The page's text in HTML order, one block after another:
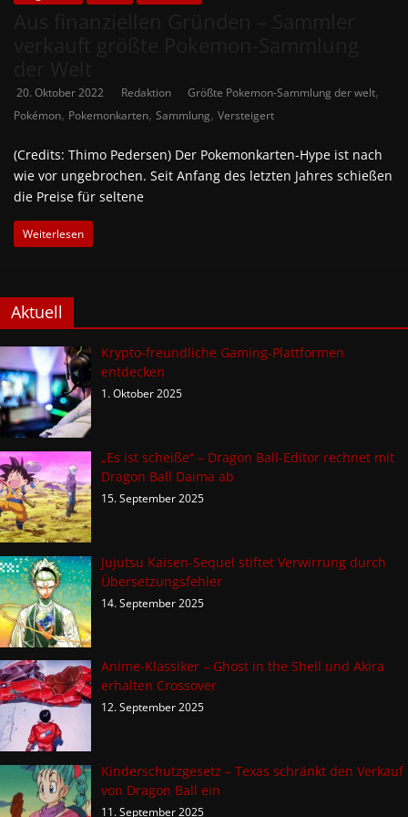
20. Oktober 2022 Redaktion Größte Pokemon-Sammlung der welt,
Pokémon, Pokemonkarten, Sammlung, Versteigert
(Credits: Thimo Pedersen) Der Pokemonkarten-Hype ist nach
wie vor ungebrochen. Seit Anfang des letzten Jahres schießen
die Preise für seltene
Weiterlesen
Aktuell
Krypto-freundliche Gaming-Plattformen
entdecken
1. Oktober 2025
„Es ist scheiße“ – Dragon Ball-Editor rechnet mit
Dragon Ball Daima ab
15. September 2025
Jujutsu Kaisen-Sequel stiftet Verwirrung durch
Übersetzungsfehler
14. September 2025
Anime-Klassiker – Ghost in the Shell und Akira
erhalten Crossover
12. September 2025
Kinderschutzgesetz – Texas schränkt den Verkauf
von Dragon Ball ein
11. September 2025